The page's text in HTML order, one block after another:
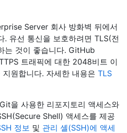
Server 회사 방화벽 뒤에서
. 유선 통신을 보호하려면 TLS(전
는 것이 좋습니다. GitHub
트래픽에 대한 2048비트 이
원합니다. 자세한 내용은 TLS
을 사용한 리포지토리 액세스와
Shell) 액세스를 제공
정보 및 관리 셸(SSH)에 액세